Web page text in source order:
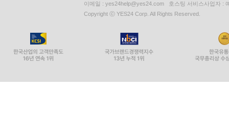
이메일 : yes24help@yes24.com 호스팅 서비스사업자 :
Copyright ⓒ YES24 Corp. All Rights Reserved.